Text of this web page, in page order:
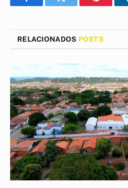
FacebookTwitter Pinterest
RELACIONADOS POSTS